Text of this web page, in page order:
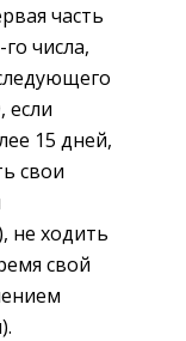
часть
числа,
если
15 дней,
свои
не ходить
свой